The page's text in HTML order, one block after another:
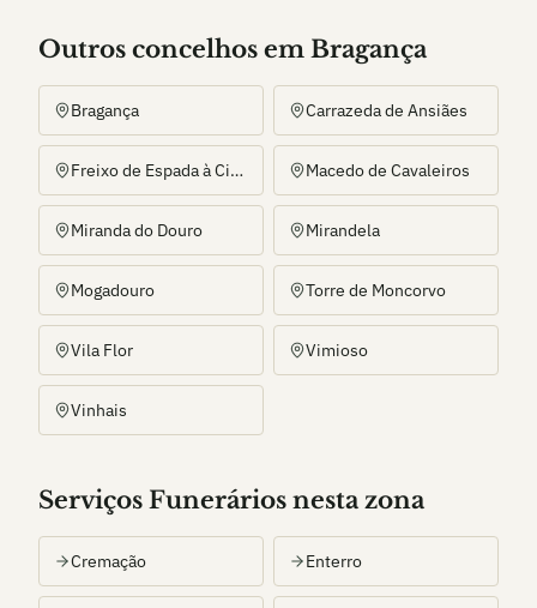
Outros concelhos em Bragança
Bragança Carrazeda de Ansiães
Freixo de Espada à Cinta Macedo de Cavaleiros
Miranda do Douro Mirandela
Mogadouro Torre de Moncorvo
Vila Flor Vimioso
Vinhais
Serviços Funerários nesta zona
Cremação Enterro